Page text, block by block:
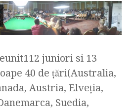
juniori si 13
40 de ţări(Australia,
Austria, Elveţia,
Suedia,